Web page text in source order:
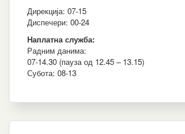
Дирекција: 07-15
Диспечери: 00-24
Наплатна служба:
Радним данима:
07-14.30 (пауза од 12.45 – 13.15)
Субота: 08-13